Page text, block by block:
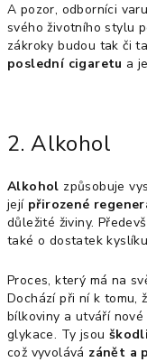
A pozor, odborníci
svého životního stylu
zákroky budou tak či
poslední cigaretu a
2. Alkohol
Alkohol způsobuje
její přirozené
důležité živiny.
také o dostatek
Proces, který má na
Dochází při ní k tomu,
bílkoviny a utváří
glykace. Ty jsou
což vyvolává zánět a